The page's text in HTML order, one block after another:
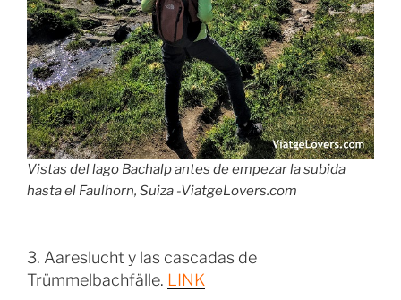
Vistas del lago Bachalp antes de empezar la subida
hasta el Faulhorn, Suiza -ViatgeLovers.com
3. Aareslucht y las cascadas de
Trümmelbachfälle. LINK